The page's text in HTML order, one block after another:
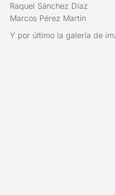
Raquel Sánchez Díaz
Marcos Pérez Martín
Y por último la galería de